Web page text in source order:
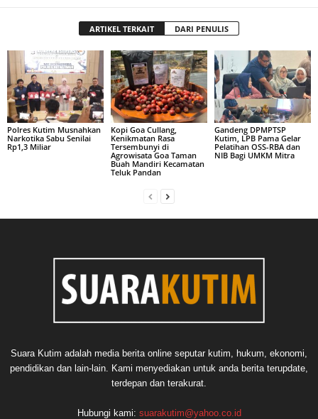
ARTIKEL TERKAIT DARI PENULIS
Polres Kutim Musnahkan
Narkotika Sabu Senilai
Rp1,3 Miliar
Kopi Goa Cullang,
Kenikmatan Rasa
Tersembunyi di
Agrowisata Goa Taman
Buah Mandiri Kecamatan
Teluk Pandan
Gandeng DPMPTSP
Kutim, LPB Pama Gelar
Pelatihan OSS-RBA dan
NIB Bagi UMKM Mitra
Suara Kutim adalah media berita online seputar kutim, hukum, ekonomi,
pendidikan dan lain-lain. Kami menyediakan untuk anda berita terupdate,
terdepan dan terakurat.
Hubungi kami: suarakutim@yahoo.co.id